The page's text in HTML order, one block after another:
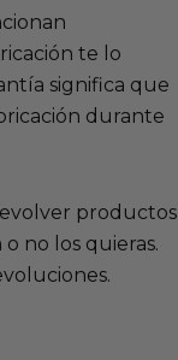
te lo
significa que
durante
productos
no los quieras.